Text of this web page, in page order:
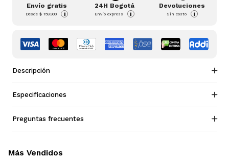
Envío gratis
Desde$ 159.900 i
24H Bogotá
Envío express i
Devoluciones
Sin costo i
Descripción
Especificaciones
Preguntas frecuentes
Más Vendidos